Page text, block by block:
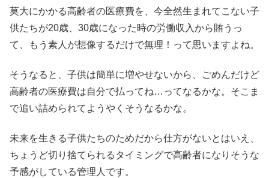
莫大にかかる高齢者の医療費を、今全然生まれてこない子
供たちが20歳、30歳になった時の労働収入から賄うっ
て、もう素人が想像するだけで無理！って思いますよね。
そうなると、子供は簡単に増やせないから、ごめんだけど
高齢者の医療費は自分で払ってね…ってなるかな。そこま
で追い詰められてようやくそうなるかな。
未来を生きる子供たちのためだから仕方がないとはいえ、
ちょうど切り捨てられるタイミングで高齢者になりそうな
予感がしている管理人です。